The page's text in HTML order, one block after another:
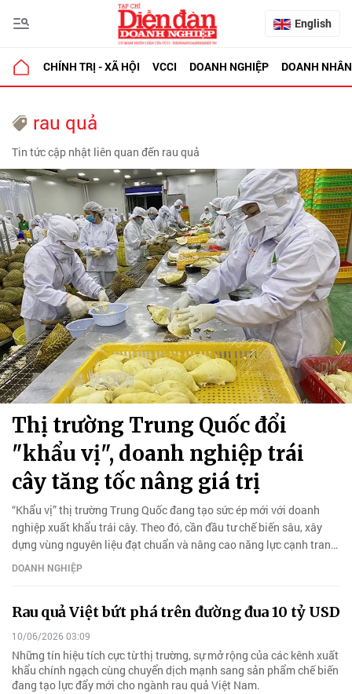
English
CHÍNH TRỊ - XÃ HỘI VCCI DOANH NGHIỆP DOANH NHÂN
rau quả
Tin tức cập nhật liên quan đến rau quả
Thị trường Trung Quốc đổi
"khẩu vị", doanh nghiệp trái
cây tăng tốc nâng giá trị
“Khẩu vị” thị trường Trung Quốc đang tạo sức ép mới với doanh
nghiệp xuất khẩu trái cây. Theo đó, cần đầu tư chế biến sâu, xây
dựng vùng nguyên liệu đạt chuẩn và nâng cao năng lực cạnh tranh
bằng chất lượng.
DOANH NGHIỆP
Rau quả Việt bứt phá trên đường đua 10 tỷ USD
10/06/2026 03:09
Những tín hiệu tích cực từ thị trường, sự mở rộng của các kênh xuất
khẩu chính ngạch cùng chuyển dịch mạnh sang sản phẩm chế biến
đang tạo lực đẩy mới cho ngành rau quả Việt Nam.